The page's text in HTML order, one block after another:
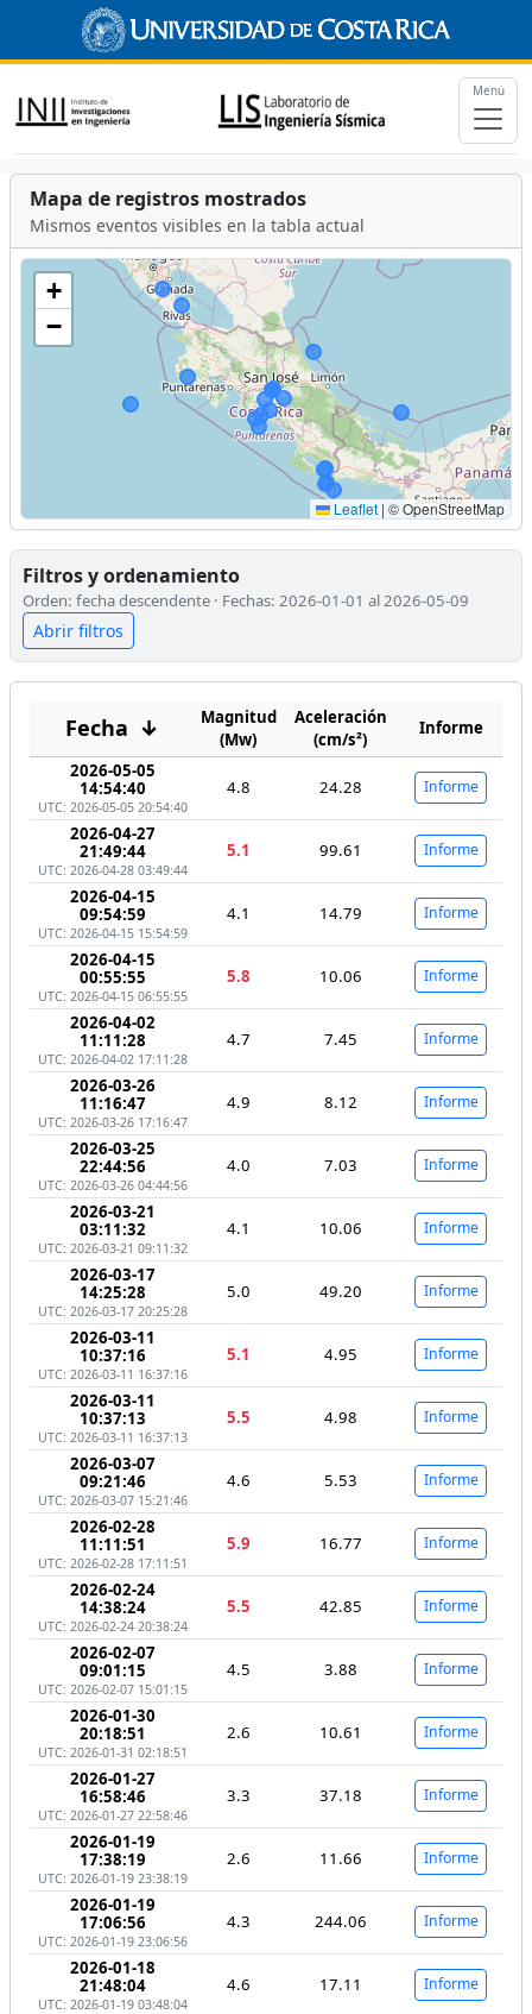
Menú
Mapa de registros mostrados
Mismos eventos visibles en la tabla actual
+
−
Leaflet | © OpenStreetMap
Filtros y ordenamiento
Orden: fecha descendente · Fechas: 2026-01-01 al 2026-05-09
Abrir filtros
Fecha ↓
Magnitud
(Mw)
Aceleración
(cm/s²)
Informe
2026-05-05
14:54:40
UTC: 2026-05-05 20:54:40
4.8 24.28 Informe
2026-04-27
21:49:44
UTC: 2026-04-28 03:49:44
5.1 99.61 Informe
2026-04-15
09:54:59
UTC: 2026-04-15 15:54:59
4.1 14.79 Informe
2026-04-15
00:55:55
UTC: 2026-04-15 06:55:55
5.8 10.06 Informe
2026-04-02
11:11:28
UTC: 2026-04-02 17:11:28
4.7 7.45 Informe
2026-03-26
11:16:47
UTC: 2026-03-26 17:16:47
4.9 8.12 Informe
2026-03-25
22:44:56
UTC: 2026-03-26 04:44:56
4.0 7.03 Informe
2026-03-21
03:11:32
UTC: 2026-03-21 09:11:32
4.1 10.06 Informe
2026-03-17
14:25:28
UTC: 2026-03-17 20:25:28
5.0 49.20 Informe
2026-03-11
10:37:16
UTC: 2026-03-11 16:37:16
5.1 4.95 Informe
2026-03-11
10:37:13
UTC: 2026-03-11 16:37:13
5.5 4.98 Informe
2026-03-07
09:21:46
UTC: 2026-03-07 15:21:46
4.6 5.53 Informe
2026-02-28
11:11:51
UTC: 2026-02-28 17:11:51
5.9 16.77 Informe
2026-02-24
14:38:24
UTC: 2026-02-24 20:38:24
5.5 42.85 Informe
2026-02-07
09:01:15
UTC: 2026-02-07 15:01:15
4.5 3.88 Informe
2026-01-30
20:18:51
UTC: 2026-01-31 02:18:51
2.6 10.61 Informe
2026-01-27
16:58:46
UTC: 2026-01-27 22:58:46
3.3 37.18 Informe
2026-01-19
17:38:19
UTC: 2026-01-19 23:38:19
2.6 11.66 Informe
2026-01-19
17:06:56
UTC: 2026-01-19 23:06:56
4.3 244.06 Informe
2026-01-18
21:48:04
UTC: 2026-01-19 03:48:04
4.6 17.11 Informe